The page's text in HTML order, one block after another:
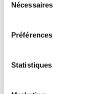
Nécessaires
Préférences
Statistiques
25/11/2024